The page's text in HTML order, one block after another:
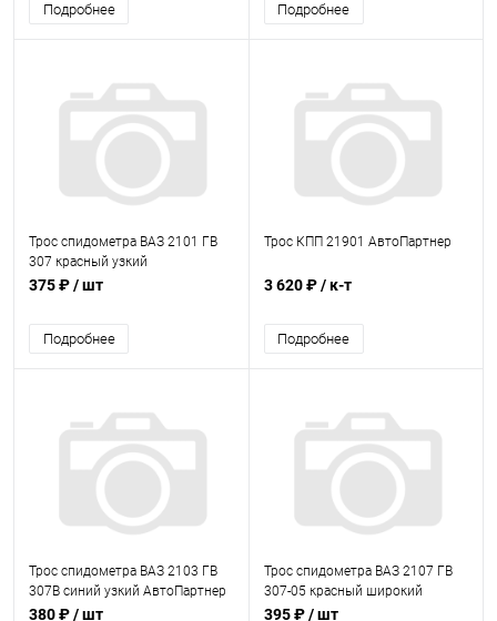
Подробнее Подробнее
Трос спидометра ВАЗ 2101 ГВ
307 красный узкий
АвтоПартнер
375 ₽/ шт
Подробнее
Трос КПП 21901 АвтоПартнер
3 620 ₽/ к-т
Подробнее
Трос спидометра ВАЗ 2103 ГВ
307В синий узкий АвтоПартнер
380 ₽/ шт
Трос спидометра ВАЗ 2107 ГВ
307-05 красный широкий
АвтоПартнер
395 ₽/ шт